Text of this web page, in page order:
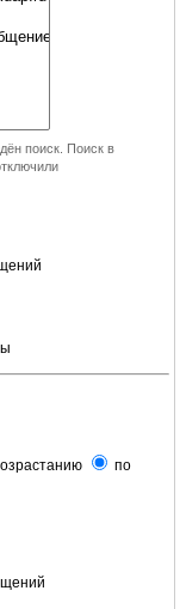
поиск. Поиск в
по